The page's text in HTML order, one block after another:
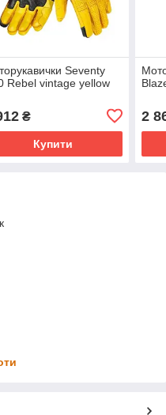
Seventy
Rebel vintage yellow
₴
Купити
2